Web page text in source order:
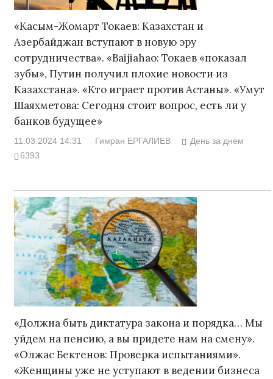
«Касым-Жомарт Токаев: Казахстан и
Азербайджан вступают в новую эру
сотрудничества». «Baijiahao: Токаев «показал
зубы», Путин получил плохие новости из
Казахстана». «Кто играет против Астаны». «Умут
Шаяхметова: Сегодня стоит вопрос, есть ли у
банков будущее»
11.03.2024 14:31 Гимран ЕРГАЛИЕВ
День за днем
6393
«Должна быть диктатура закона и порядка… Мы
уйдем на пенсию, а вы придете нам на смену».
«Олжас Бектенов: Проверка испытаниями».
«Женщины уже не уступают в ведении бизнеса